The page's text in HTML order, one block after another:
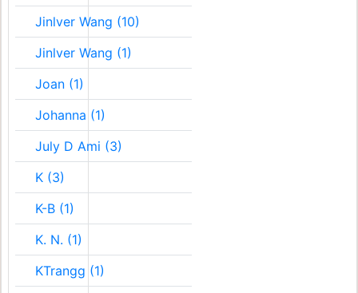
Jinlver Wang (10)
Jinlver Wang (1)
Joan (1)
Johanna (1)
July D Ami (3)
K (3)
K-B (1)
K. N. (1)
KTrangg (1)